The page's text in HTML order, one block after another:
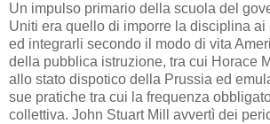
Un impulso primario della scuola del
Uniti era quello di imporre la disciplina ai
ed integrarli secondo il modo di vita
della pubblica istruzione, tra cui Horace
allo stato dispotico della Prussia ed
sue pratiche tra cui la frequenza
collettiva. John Stuart Mill avvertì dei